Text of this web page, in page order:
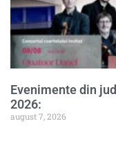
Evenimente din
2026:
august 7, 2026